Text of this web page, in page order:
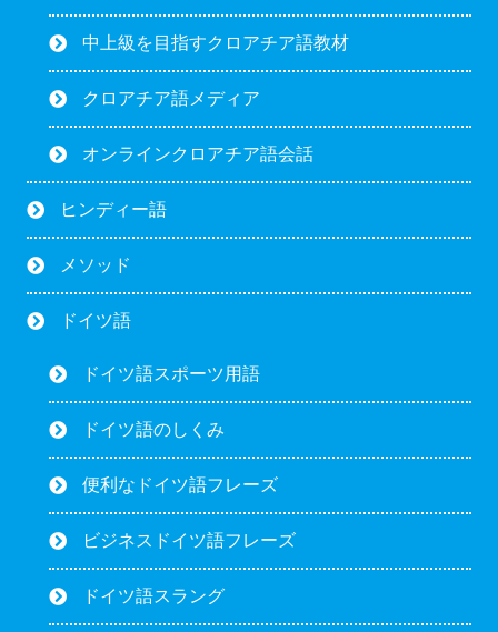
中上級を目指すクロアチア語教材
クロアチア語メディア
オンラインクロアチア語会話
ヒンディー語
メソッド
ドイツ語
ドイツ語スポーツ用語
ドイツ語のしくみ
便利なドイツ語フレーズ
ビジネスドイツ語フレーズ
ドイツ語スラング